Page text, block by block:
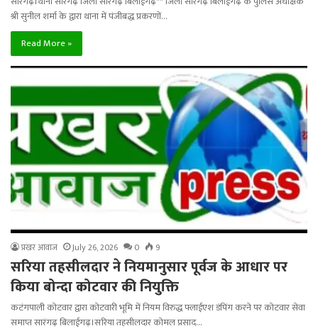
श्री सुनील शर्मा के द्वारा थाना में पंजीबद्ध प्रकरणों…
Read More »
प्रखर आवाज July 26, 2026 0 9
सरिया तहसीलदार ने नियमानुसार पूर्वज के आधार पर
किया बोन्दा कोटवार की नियुक्ति
कटंगपाली कोटवार द्वारा कोटवारी भूमि में नियम विरुद्ध फ्लाईएश डंपिंग करने पर कोटवार सेवा
समाप्त सारंगढ़ बिलाईगढ़।सरिया तहसीलदार कोमल प्रसाद…